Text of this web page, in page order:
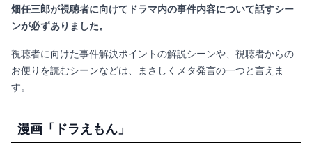
畑任三郎が視聴者に向けてドラマ内の事件内容について話すシー
ンが必ずありました。
視聴者に向けた事件解決ポイントの解説シーンや、視聴者からの
お便りを読むシーンなどは、まさしくメタ発言の一つと言えま
す。
漫画「ドラえもん」